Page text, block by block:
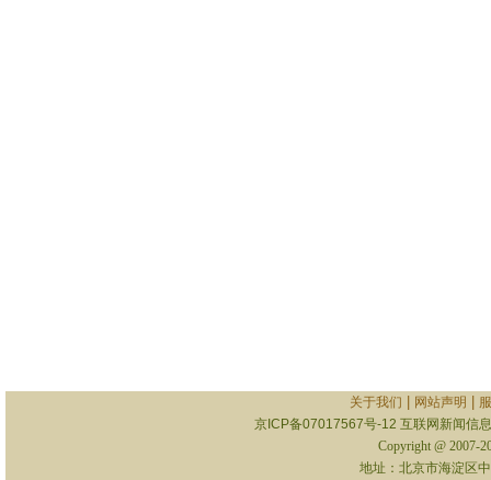
关于我们 网站声明
京ICP备07017567号-12 互联网新闻信
Copyright @ 2007-
地址：北京市海淀区